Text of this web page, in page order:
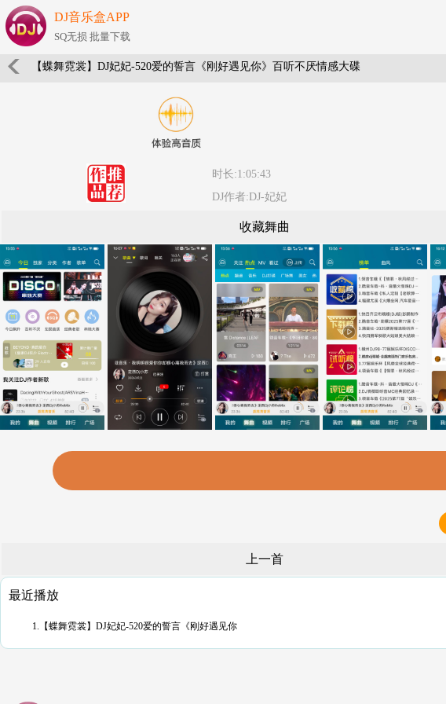
DJ音乐盒APP
SQ无损 批量下载
【蝶舞霓裳】DJ妃妃-520爱的誓言《刚好遇见你》百听不厌情感大碟
时长:1:05:43
DJ作者:DJ-妃妃
收藏舞曲
上一首
最近播放
1.【蝶舞霓裳】DJ妃妃-520爱的誓言《刚好遇见你